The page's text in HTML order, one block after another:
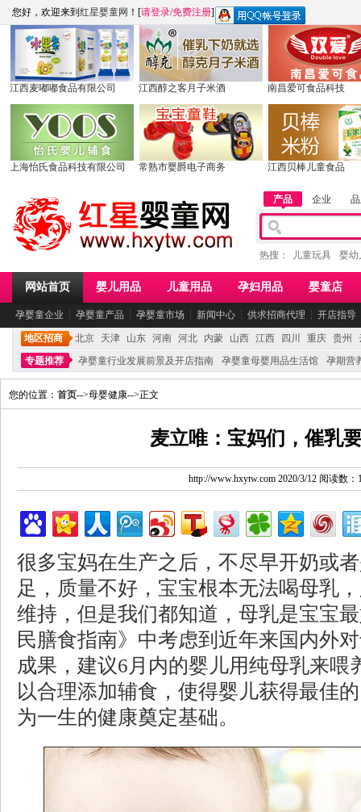
您好，欢迎来到 红星婴童网 ！[请登录/免费注册]
江西麦嘟嘟食品有限公司 江西醇之客月子米酒 南昌爱可食品科技
上海怡氏食品科技有限公司 常熟市婴爵电子商务 江西贝棒儿童食品
产品 企业
热搜： 儿童玩具 婴幼
网站首页 婴儿用品 儿童用品 孕妇用品 婴童店
孕婴童企业 ┆ 孕婴童产品 ┆ 孕婴童市场 ┆ 新闻中心 ┆ 供求招商代理 ┆ 开店指导
地区招商 北京 天津 山东 河南 河北 内蒙 山西 江西 四川 重庆 贵州
专题推荐
孕婴童行业发展前景及开店指南 孕婴童母婴用品生活馆 孕期营
您的位置： 首页-->母婴健康-->正文
麦立唯：宝妈们，催乳
http://www.hxytw.com 2020/3/12 阅读数：
很多宝妈在生产之后，不尽早开奶或
足，质量不好，宝宝根本无法喝母乳
维持，但是我们都知道，母乳是宝宝
民膳食指南》中考虑到近年来国内外
成果，建议6月内的婴儿用纯母乳来喂
以合理添加辅食，使得婴儿获得最佳
为一生的健康奠定基础。